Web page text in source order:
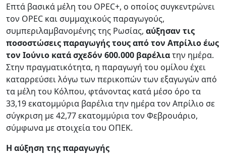
Επτά βασικά μέλη του OPEC+, ο οποίος συγκεντρώνει
τον OPEC και συμμαχικούς παραγωγούς,
συμπεριλαμβανομένης της Ρωσίας, αύξησαν τις
ποσοστώσεις παραγωγής τους από τον Απρίλιο έως
τον Ιούνιο κατά σχεδόν 600.000 βαρέλιατην ημέρα.
Στην πραγματικότητα, η παραγωγή του ομίλου έχει
καταρρεύσει λόγω των περικοπών των εξαγωγών από
τα μέλη του Κόλπου, φτάνοντας κατά μέσο όρο τα
33,19 εκατομμύρια βαρέλια την ημέρα τον Απρίλιο σε
σύγκριση με 42,77 εκατομμύρια τον Φεβρουάριο,
σύμφωνα με στοιχεία του ΟΠΕΚ.
Η αύξηση της παραγωγής